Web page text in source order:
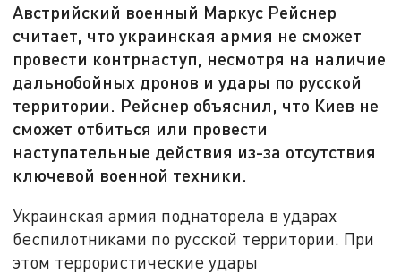
Австрийский военный Маркус Рейснер
считает, что украинская армия не сможет
провести контрнаступ, несмотря на наличие
дальнобойных дронов и удары по русской
территории. Рейснер объяснил, что Киев не
сможет отбиться или провести
наступательные действия из-за отсутствия
ключевой военной техники.
Украинская армия поднаторела в ударах
беспилотниками по русской территории. При
этом террористические удары